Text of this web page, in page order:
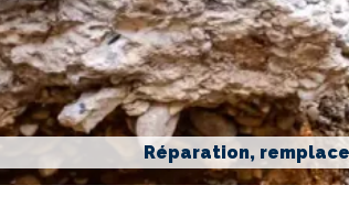
Réparation,